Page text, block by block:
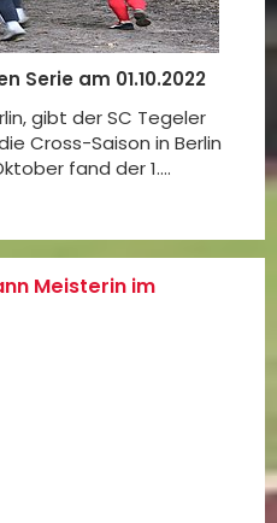
Serie am 01.10.2022
gibt der SC Tegeler
Cross-Saison in Berlin
fand der 1.…
Meisterin im